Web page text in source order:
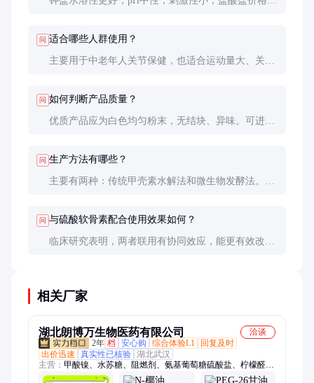
问 适合哪些人群使用？
主要用于中老年人关节保健，也适合运动量大、关节
问 如何判断产品质量？
优质产品应为白色均匀粉末，无结块、异味。可进行
问 生产方法有哪些？
主要有两种：传统甲壳素水解法和微生物发酵法。发
问 与硫酸软骨素配合使用效果如何？
临床研究表明，两者联用有协同效应，能更有效改善
相关厂家
湖北朗博万生物医药有限公司
洽谈
2年 档 安心购 综合体验L1
回复及时
出价迅速
真实性已核验 湖北武汉
主营： 甲酸镍、水苏糖、阻燃剂、氨基葡萄糖硫酸盐、柠檬醛、
西瓜酮、氢醌酯、卡必醇、消泡剂、磷酸铁、肉桂醇、肉桂醛、